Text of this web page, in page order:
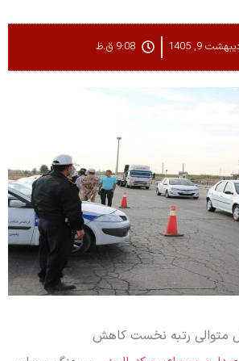
9, 1405 9:08 ق.ظ